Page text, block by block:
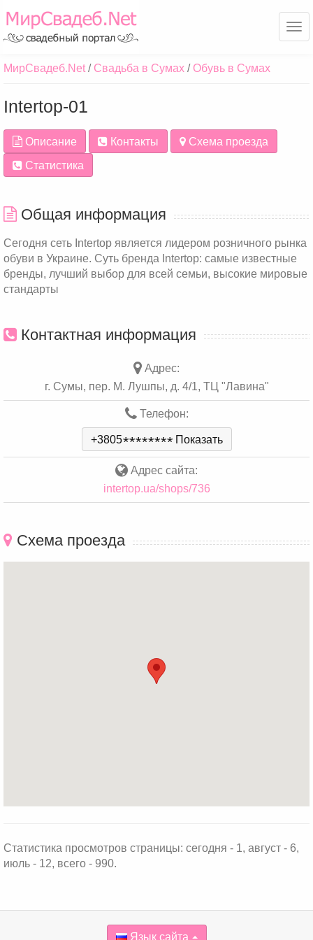
МирСвадеб.Net Свадьба в Сумах Обувь в Сумах
Intertop-01
Описание Контакты
Схема проезда
Статистика
Общая информация
Сегодня сеть Intertop является лидером розничного рынка
обуви в Украине. Суть бренда Intertop: самые известные
бренды, лучший выбор для всей семьи, высокие мировые
стандарты
Контактная информация
Адрес:
г. Сумы, пер. М. Лушпы, д. 4/1, ТЦ "Лавина"
Телефон:
+3805******** Показать
Адрес сайта:
intertop.ua/shops/736
Схема проезда
Статистика просмотров страницы: сегодня - 1, август - 6,
июль - 12, всего - 990.
Язык сайта